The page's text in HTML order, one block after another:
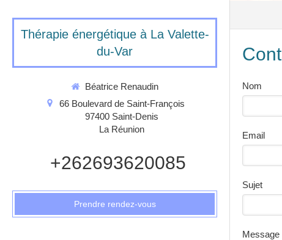
Nom
Email
Sujet
Message
Thérapie énergétique à La Valette-
du-Var
Béatrice Renaudin
66 Boulevard de Saint-François
97400 Saint-Denis
La Réunion
+262693620085
Prendre rendez-vous